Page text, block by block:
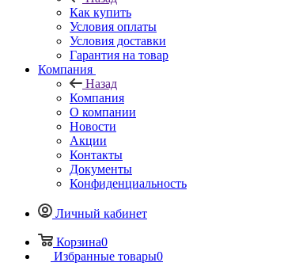
Как купить
Условия оплаты
Условия доставки
Гарантия на товар
Компания
Назад
Компания
О компании
Новости
Акции
Контакты
Документы
Конфиденциальность
Личный кабинет
Корзина0
Избранные товары0